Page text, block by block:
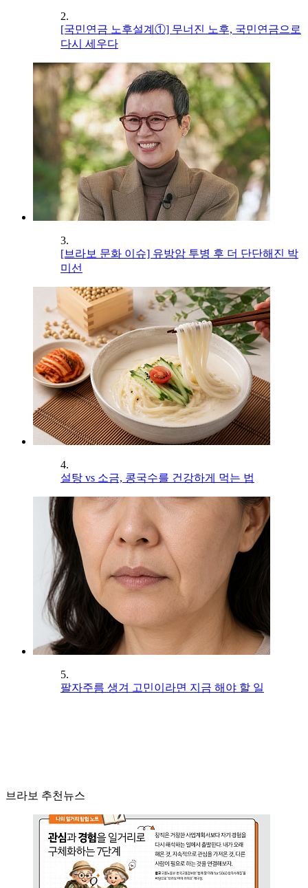
2.
[국민연금 노후설계①] 무너진 노후, 국민연금으로
다시 세우다
3.
[브라보 문화 이슈] 유방암 투병 후 더 단단해진 박
미선
4.
설탕 vs 소금, 콩국수를 건강하게 먹는 법
5.
팔자주름 생겨 고민이라면 지금 해야 할 일
브라보 추천뉴스